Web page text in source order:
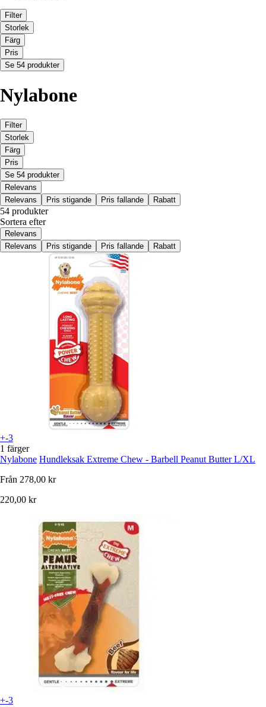
Filter
Storlek
Färg
Pris
Se 54 produkter
Nylabone
Filter
Storlek
Färg
Pris
Se 54 produkter
Relevans
Relevans
Pris stigande Pris fallande Rabatt
54 produkter
Sortera efter
Relevans
Relevans
Pris stigande Pris fallande Rabatt
+-3
1 färger
Nylabone Hundleksak Extreme Chew - Barbell Peanut Butter L/XL
Från 278,00 kr
220,00 kr
+-3